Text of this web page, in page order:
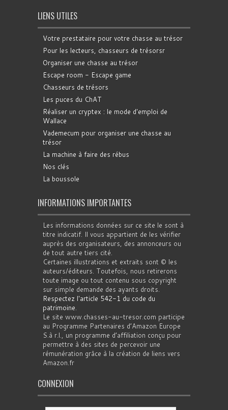
LIENS UTILES
Votre prestataire pour votre chasse au trésor
Pour les lecteurs, chasseurs de trésorsr
Organiser une chasse au trésor
Escape room - Escape game
Chasseurs de trésors
Les puces du ChAT
Réaliser un cryptex : le mode d'emploi de
Wallace
Vademecum pour organiser une chasse au
trésor
La machine à faire des rébus
Nos clés
La boussole
INFORMATIONS IMPORTANTES
Les informations données sur ce site le sont à
titre indicatif. Il vous appartient de les vérifier
auprès des organisateurs, des annonceurs ou
de tout autre tiers cité.
Certaines illustrations et extraits sont © les
auteurs/éditeurs. Toutefois, nous retirerons
toute image ou tout contenu sous copyright
sur simple demande des ayants droits.
Respectez l'article 542-1 du code du
patrimoine.
Le site www.chasses-au-tresor.com participe
au Programme Partenaires d’Amazon Europe
S.à r.l., un programme d’affiliation conçu pour
permettre à des sites de percevoir une
rémunération grâce à la création de liens vers
Amazon.fr
CONNEXION